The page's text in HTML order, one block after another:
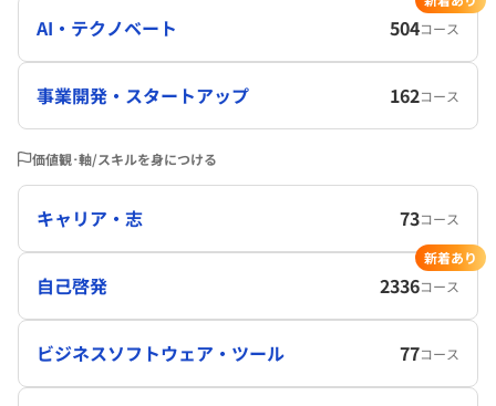
AI・テクノベート 504コース
事業開発・スタートアップ 162コース
価値観･軸/スキルを身につける
キャリア・志 73コース
自己啓発 2336コース
新着あり
ビジネスソフトウェア・ツール 77コース